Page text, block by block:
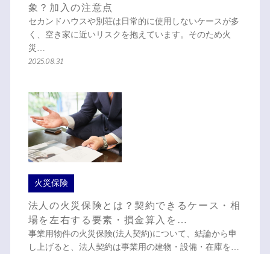
象？加入の注意点
セカンドハウスや別荘は日常的に使用しないケースが多
く、空き家に近いリスクを抱えています。そのため火
災…
2025.08.31
火災保険
法人の火災保険とは？契約できるケース・相
場を左右する要素・損金算入を…
事業用物件の火災保険(法人契約)について、結論から申
し上げると、法人契約は事業用の建物・設備・在庫を…